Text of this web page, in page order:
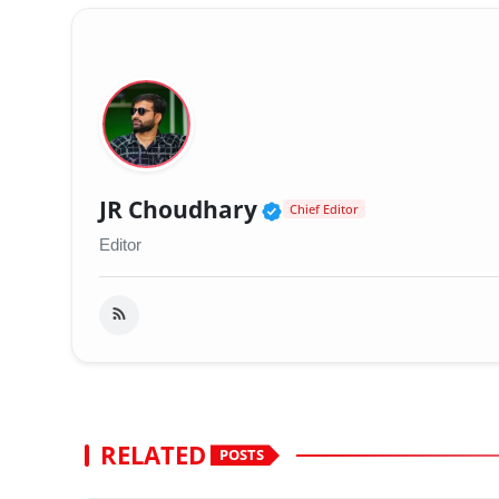
JR Choudhary Verified Public
Chief Editor
Editor
RELATED POSTS